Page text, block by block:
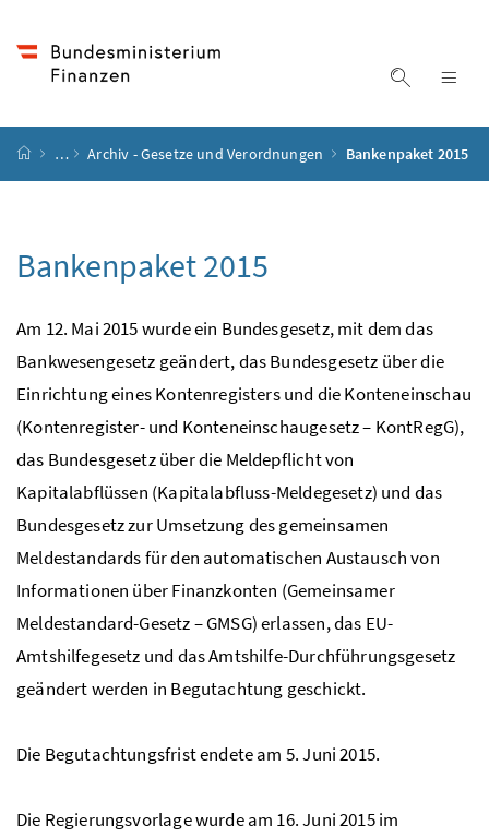
Suche
Startseite
… Archiv - Gesetze und Verordnungen Bankenpaket 2015
Bankenpaket 2015
Am 12. Mai 2015 wurde ein Bundesgesetz, mit dem das
Bankwesengesetz geändert, das Bundesgesetz über die
Einrichtung eines Kontenregisters und die Konteneinschau
(Kontenregister- und Konteneinschaugesetz – KontRegG),
das Bundesgesetz über die Meldepflicht von
Kapitalabflüssen (Kapitalabfluss-Meldegesetz) und das
Bundesgesetz zur Umsetzung des gemeinsamen
Meldestandards für den automatischen Austausch von
Informationen über Finanzkonten (Gemeinsamer
Meldestandard-Gesetz – GMSG) erlassen, das EU-
Amtshilfegesetz und das Amtshilfe-Durchführungsgesetz
geändert werden in Begutachtung geschickt.
Die Begutachtungsfrist endete am 5. Juni 2015.
Die Regierungsvorlage wurde am 16. Juni 2015 im